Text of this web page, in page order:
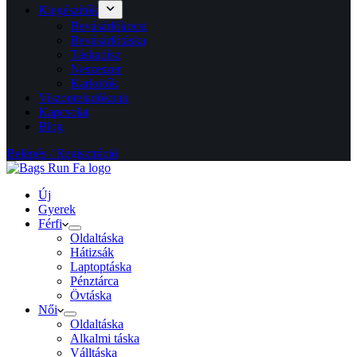
Kiegészítők
Bevásárlókocsi
Bevásárlótáska
Táskadísz
Neszeszer
Karkötők
Viszonteladóknak
Kapcsolat
Blog
Belépés / Regisztráció
Új
Gyerek
Férfi
Oldaltáska
Hátizsák
Laptoptáska
Pénztárca
Övtáska
Női
Oldaltáska
Alkalmi táska
Válltáska